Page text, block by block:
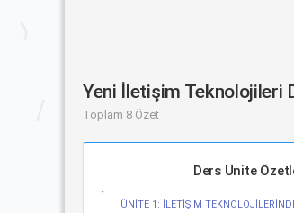
Yeni İletişim Teknolojileri
Toplam 8 Özet
Ders Ünite
ÜNİTE 1: İLETİŞİM